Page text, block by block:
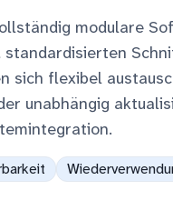
modulare
sich flexibel
unabhängig